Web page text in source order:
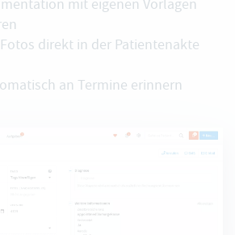
mit eigenen Vorlagen
direkt in der Patientenakte
an Termine erinnern